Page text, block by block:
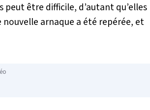
être difficile, d’autant qu’elles
arnaque a été repérée, et